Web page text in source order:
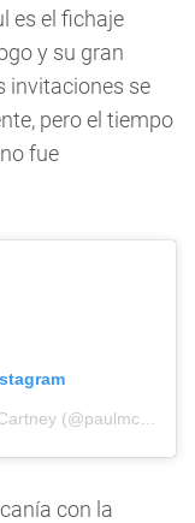
es el fichaje
y su gran
invitaciones se
pero el tiempo
fue
con la